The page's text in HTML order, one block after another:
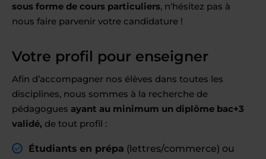
sous forme de cours particuliers, n'hésitez pas à
nous faire parvenir votre candidature !
Votre profil pour enseigner
Afin d’accompagner nos élèves dans toutes les
disciplines, nous sommes à la recherche de
pédagogues ayant au minimum un diplôme bac+3
validé, de tout profil :
Étudiants en prépa (lettres/commerce) ou